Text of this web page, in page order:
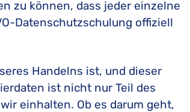
zu können, dass jeder einzelne
Datenschutzschulung offiziell
Handelns ist, und dieser
ist nicht nur Teil des
einhalten. Ob es darum geht,